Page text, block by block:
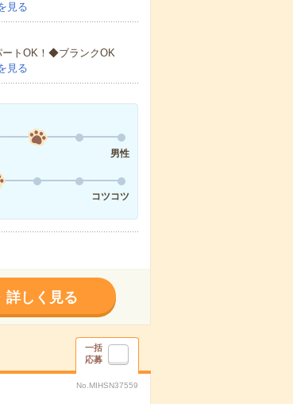
見る
ートOK！◆ブランクOK
見る
男性
コツコツ
詳しく見る
一括
応募
No.MIHSN37559